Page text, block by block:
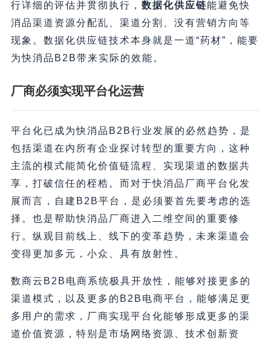
行详细的评估并贯彻执行， 数据化供应链能避免快
消品渠道资源分配乱、渠道分割、没有营销方向等
现象。数据化供应链技术本身就是一道“药材”，能要
为快消品B2B带来实际的效能。
厂商必须实现平台化运营
平台化已成为快消品B2B行业发展的必然趋势，是
包括渠道在内所有企业探讨转型的重要方向，这种
主流的模式能简化价值链流程、实现渠道的数据共
享，打破信任的桎梏。而对于快消品厂商平台化发
展而言，自建B2B平台，是必须要首先要考虑的选
择。也是帮助快消品厂商进入二维空间的重要修
行。纵观目前线上、线下的变革趋势，未来渠道会
变得更加多元，小众、具有放射性。
数商云B2B电商系统极具开放性，能够对接更多的
渠道模式，以及更多的B2B电商平台，能够满足更
多用户的需求，厂商实现平台化能够形成更多的渠
道价值资源，特别是市场网络资源、技术创新资